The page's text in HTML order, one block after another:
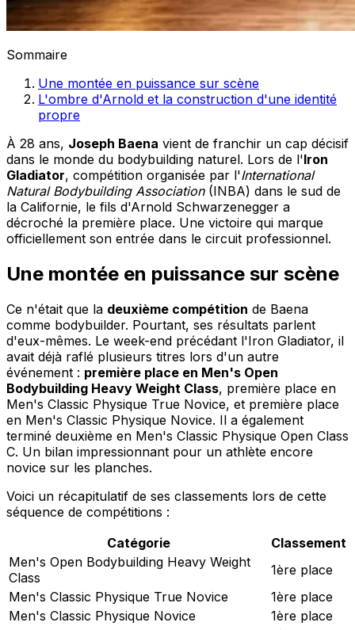
Sommaire
Une montée en puissance sur scène
L'ombre d'Arnold et la construction d'une identité
propre
À 28 ans, Joseph Baena vient de franchir un cap décisif
dans le monde du bodybuilding naturel. Lors de l'Iron
Gladiator, compétition organisée par l'International
Natural Bodybuilding Association(INBA) dans le sud de
la Californie, le fils d'Arnold Schwarzenegger a
décroché la première place. Une victoire qui marque
officiellement son entrée dans le circuit professionnel.
Une montée en puissance sur scène
Ce n'était que la deuxième compétition de Baena
comme bodybuilder. Pourtant, ses résultats parlent
d'eux-mêmes. Le week-end précédant l'Iron Gladiator, il
avait déjà raflé plusieurs titres lors d'un autre
événement : première place en Men's Open
Bodybuilding Heavy Weight Class, première place en
Men's Classic Physique True Novice, et première place
en Men's Classic Physique Novice. Il a également
terminé deuxième en Men's Classic Physique Open Class
C. Un bilan impressionnant pour un athlète encore
novice sur les planches.
Voici un récapitulatif de ses classements lors de cette
séquence de compétitions :
Catégorie
Classement
Men's Open Bodybuilding Heavy Weight
Class
1ère place
Men's Classic Physique True Novice
1ère place
Men's Classic Physique Novice
1ère place